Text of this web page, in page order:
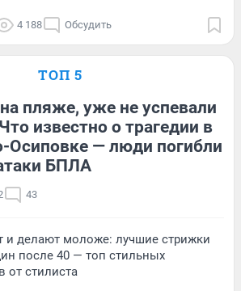
4 188 Обсудить
ТОП 5
пляже, уже не успевали
известно о трагедии в
Осиповке — люди погибли
БПЛА
43
и делают моложе: лучшие стрижки
после 40 — топ стильных
от стилиста